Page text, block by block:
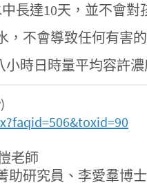
長達10天，並不會對
，不會導致任何有害
時日時量平均容許濃
老師
研究員、李愛羣博